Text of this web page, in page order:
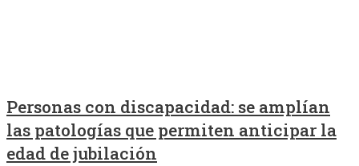
Personas con discapacidad: se amplían
las patologías que permiten anticipar la
edad de jubilación